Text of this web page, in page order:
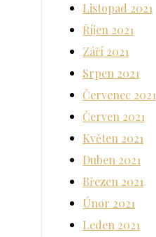
Listopad 2021
Říjen 2021
Září 2021
Srpen 2021
Červenec 2021
Červen 2021
Květen 2021
Duben 2021
Březen 2021
Únor 2021
Leden 2021